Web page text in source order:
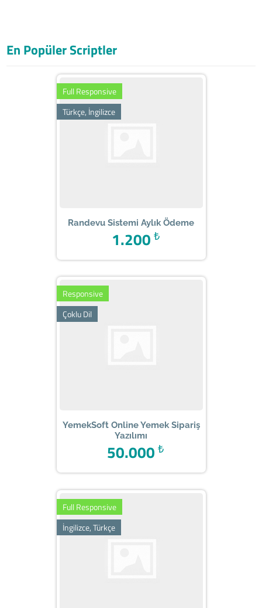
En Popüler Scriptler
Full Responsive
Türkçe, İngilizce
Randevu Sistemi Aylık Ödeme
₺
1.200
Responsive
Çoklu Dil
YemekSoft Online Yemek Sipariş
Yazılımı
₺
50.000
Full Responsive
İngilizce, Türkçe